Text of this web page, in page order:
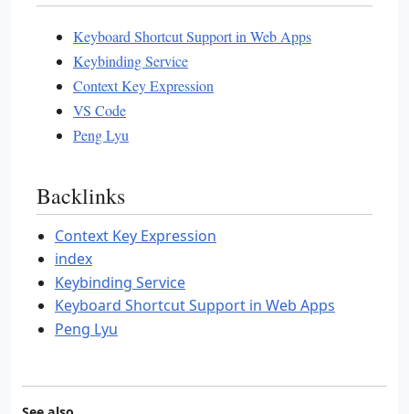
Keyboard Shortcut Support in Web Apps
Keybinding Service
Context Key Expression
VS Code
Peng Lyu
Backlinks
Context Key Expression
index
Keybinding Service
Keyboard Shortcut Support in Web Apps
Peng Lyu